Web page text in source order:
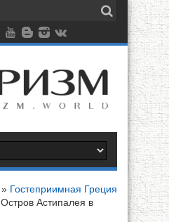
» Гостеприимная Греция
Остров Астипалея в